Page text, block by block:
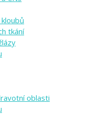
tkání
oblasti